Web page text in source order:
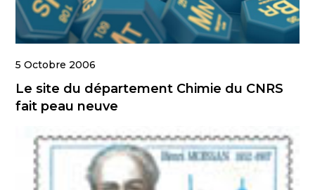
5 Octobre 2006
Le site du département Chimie du CNRS
fait peau neuve